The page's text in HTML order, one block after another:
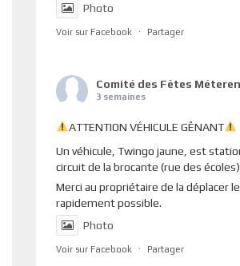
Photo
Voir sur Facebook · Partager
Comité des Fêtes Méteren
3 semaines
ATTENTION VÉHICULE GÊNANT
Un véhicule, Twingo jaune, est
circuit de la brocante (rue des
Merci au propriétaire de la déplacer
rapidement possible.
Photo
Voir sur Facebook · Partager